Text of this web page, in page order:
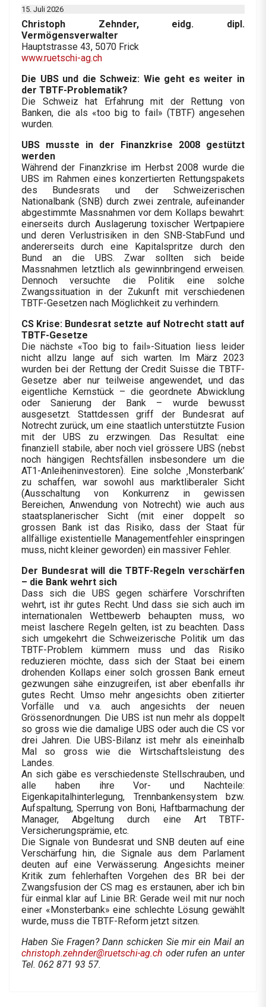
15. Juli 2026
Christoph Zehnder, eidg. dipl.
Vermögensverwalter
Hauptstrasse 43, 5070 Frick
www.ruetschi-ag.ch
Die UBS und die Schweiz: Wie geht es weiter in
der TBTF-Problematik?
Die Schweiz hat Erfahrung mit der Rettung von
Banken, die als «too big to fail» (TBTF) angesehen
wurden.
UBS musste in der Finanzkrise 2008 gestützt
werden
Während der Finanzkrise im Herbst 2008 wurde die
UBS im Rahmen eines konzertierten Rettungspakets
des Bundesrats und der Schweizerischen
Nationalbank (SNB) durch zwei zentrale, aufeinander
abgestimmte Massnahmen vor dem Kollaps bewahrt:
einerseits durch Auslagerung toxischer Wertpapiere
und deren Verlustrisiken in den SNB-StabFund und
andererseits durch eine Kapitalspritze durch den
Bund an die UBS. Zwar sollten sich beide
Massnahmen letztlich als gewinnbringend erweisen.
Dennoch versuchte die Politik eine solche
Zwangssituation in der Zukunft mit verschiedenen
TBTF-Gesetzen nach Möglichkeit zu verhindern.
CS Krise: Bundesrat setzte auf Notrecht statt auf
TBTF-Gesetze
Die nächste «Too big to fail»-Situation liess leider
nicht allzu lange auf sich warten. Im März 2023
wurden bei der Rettung der Credit Suisse die TBTF-
Gesetze aber nur teilweise angewendet, und das
eigentliche Kernstück – die geordnete Abwicklung
oder Sanierung der Bank – wurde bewusst
ausgesetzt. Stattdessen griff der Bundesrat auf
Notrecht zurück, um eine staatlich unterstützte Fusion
mit der UBS zu erzwingen. Das Resultat: eine
finanziell stabile, aber noch viel grössere UBS (nebst
noch hängigen Rechtsfällen insbesondere um die
AT1-Anleiheninvestoren). Eine solche ‚Monsterbank’
zu schaffen, war sowohl aus marktliberaler Sicht
(Ausschaltung von Konkurrenz in gewissen
Bereichen, Anwendung von Notrecht) wie auch aus
staatsplanerischer Sicht (mit einer doppelt so
grossen Bank ist das Risiko, dass der Staat für
allfällige existentielle Managementfehler einspringen
muss, nicht kleiner geworden) ein massiver Fehler.
Der Bundesrat will die TBTF-Regeln verschärfen
– die Bank wehrt sich
Dass sich die UBS gegen schärfere Vorschriften
wehrt, ist ihr gutes Recht. Und dass sie sich auch im
internationalen Wettbewerb behaupten muss, wo
meist laschere Regeln gelten, ist zu beachten. Dass
sich umgekehrt die Schweizerische Politik um das
TBTF-Problem kümmern muss und das Risiko
reduzieren möchte, dass sich der Staat bei einem
drohenden Kollaps einer solch grossen Bank erneut
gezwungen sähe einzugreifen, ist aber ebenfalls ihr
gutes Recht. Umso mehr angesichts oben zitierter
Vorfälle und v.a. auch angesichts der neuen
Grössenordnungen. Die UBS ist nun mehr als doppelt
so gross wie die damalige UBS oder auch die CS vor
drei Jahren. Die UBS-Bilanz ist mehr als eineinhalb
Mal so gross wie die Wirtschaftsleistung des
Landes.
An sich gäbe es verschiedenste Stellschrauben, und
alle haben ihre Vor- und Nachteile:
Eigenkapitalhinterlegung, Trennbankensystem bzw.
Aufspaltung, Sperrung von Boni, Haftbarmachung der
Manager, Abgeltung durch eine Art TBTF-
Versicherungsprämie, etc.
Die Signale von Bundesrat und SNB deuten auf eine
Verschärfung hin, die Signale aus dem Parlament
deuten auf eine Verwässerung. Angesichts meiner
Kritik zum fehlerhaften Vorgehen des BR bei der
Zwangsfusion der CS mag es erstaunen, aber ich bin
für einmal klar auf Linie BR: Gerade weil mit nur noch
einer «Monsterbank» eine schlechte Lösung gewählt
wurde, muss die TBTF-Reform jetzt sitzen.
Haben Sie Fragen? Dann schicken Sie mir ein Mail an
christoph.zehnder@ruetschi-ag.ch oder rufen an unter
Tel. 062 871 93 57.